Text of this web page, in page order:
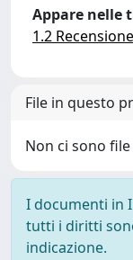
Appare nelle
1.2
File in questo
Non ci sono
I documenti in
tutti i diritti
indicazione.